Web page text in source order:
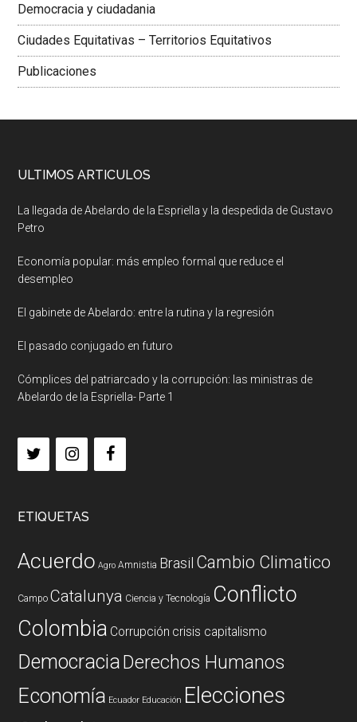
Democracia y ciudadania
Ciudades Equitativas – Territorios Equitativos
Publicaciones
ULTIMOS ARTICULOS
La llegada de Abelardo de la Espriella y la despedida de Gustavo
Petro
Economía popular: más empleo formal que reduce el
desempleo
El gabinete de Abelardo: entre la rutina y la regresión
El pasado conjugado en futuro
Cómplices del patriarcado y la corrupción: las ministras de
Abelardo de la Espriella- Parte 1
ETIQUETAS
Acuerdo Agro Amnistia Brasil Cambio Climatico
Campo Catalunya Ciencia y Tecnología Conflicto
Colombia Corrupción crisis capitalismo
DemocraciaDerechos Humanos
Economía Ecuador Educación Elecciones